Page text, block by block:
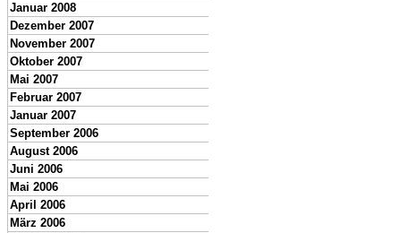
Januar 2008
Dezember 2007
November 2007
Oktober 2007
Mai 2007
Februar 2007
Januar 2007
September 2006
August 2006
Juni 2006
Mai 2006
April 2006
März 2006